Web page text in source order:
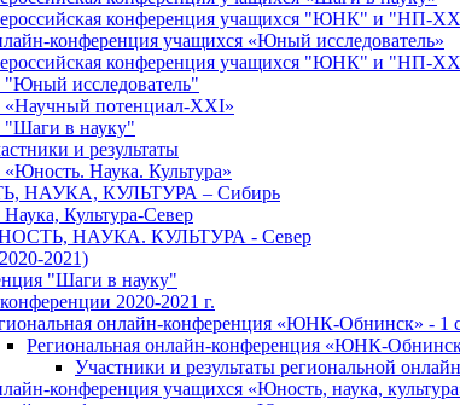
конференция учащихся "ЮНК" и "НП-
конференция учащихся «Юный исследователь»
конференция учащихся "ЮНК" и "НП-
"Юный исследователь"
«Научный потенциал-XXI»
"Шаги в науку"
и результаты
Наука. Культура»
НАУКА, КУЛЬТУРА – Сибирь
Культура-Север
НАУКА. КУЛЬТУРА - Север
2021)
"Шаги в науку"
2020-2021 г.
онлайн-конференция «ЮНК-Обнинск» - 1
Региональная онлайн-конференция «ЮНК-
Участники и результаты региональной
конференция учащихся «Юность, наука,